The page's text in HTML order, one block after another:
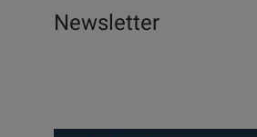
Newsletter